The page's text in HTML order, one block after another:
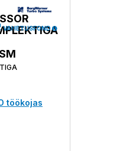
töökojas
VAHETUSFOND